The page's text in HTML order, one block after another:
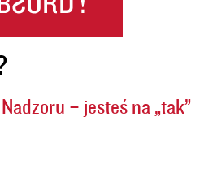
– jesteś na „tak”